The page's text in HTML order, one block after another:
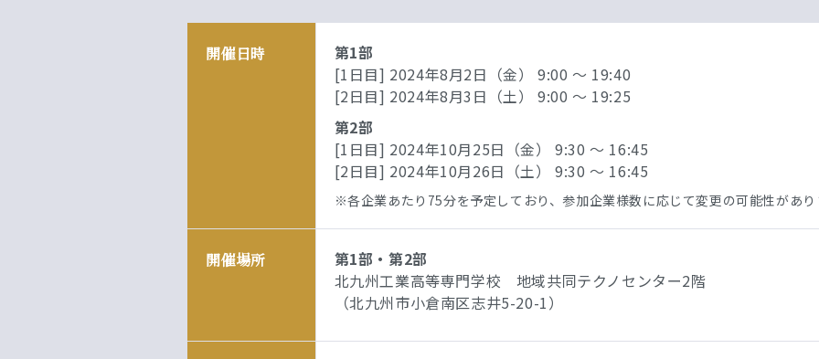
開催日時
第1部
[1日目] 2024年8月2日（金） 9:00 ～ 19:40
[2日目] 2024年8月3日（土） 9:00 ～ 19:25
第2部
[1日目] 2024年10月25日（金） 9:30 ～ 16:45
[2日目] 2024年10月26日（土） 9:30 ～ 16:45
※各企業あたり75分を予定しており、参加企業様数に応じて変更の可能性があり
開催場所
第1部・第2部
北九州工業高等専門学校 地域共同テクノセンター2階
（北九州市小倉南区志井5-20-1）